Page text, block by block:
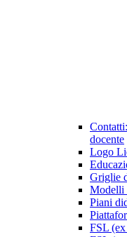
docente
Logo
Griglie
Modelli
Piani
FSL